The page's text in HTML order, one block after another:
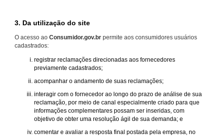
3. Da utilização do site
O acesso ao Consumidor.gov.br permite aos consumidores usuários
cadastrados:
registrar reclamações direcionadas aos fornecedores
previamente cadastrados;
acompanhar o andamento de suas reclamações;
interagir com o fornecedor ao longo do prazo de análise de sua
reclamação, por meio de canal especialmente criado para que
informações complementares possam ser inseridas, com
objetivo de obter uma resolução ágil de sua demanda; e
comentar e avaliar a resposta final postada pela empresa, no